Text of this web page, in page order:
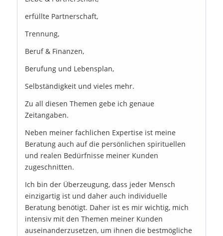
erfüllte Partnerschaft,
Trennung,
Beruf & Finanzen,
Berufung und Lebensplan,
Selbständigkeit und vieles mehr.
Zu all diesen Themen gebe ich genaue
Zeitangaben.
Neben meiner fachlichen Expertise ist meine
Beratung auch auf die persönlichen spirituellen
und realen Bedürfnisse meiner Kunden
zugeschnitten.
Ich bin der Überzeugung, dass jeder Mensch
einzigartig ist und daher auch individuelle
Beratung benötigt. Daher ist es mir wichtig, mich
intensiv mit den Themen meiner Kunden
auseinanderzusetzen, um ihnen die bestmögliche